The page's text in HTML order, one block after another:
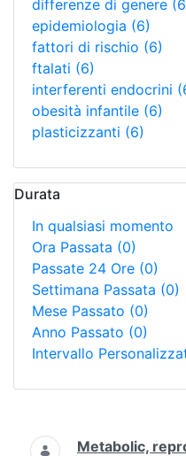
differenze di genere
epidemiologia (6)
fattori di rischio (6)
ftalati (6)
interferenti endocrini
obesità infantile (6)
plasticizzanti (6)
Durata
In qualsiasi momento
Ora Passata (0)
Passate 24 Ore (0)
Settimana Passata (0)
Mese Passato (0)
Anno Passato (0)
Intervallo
Ricerca
Metabolic,